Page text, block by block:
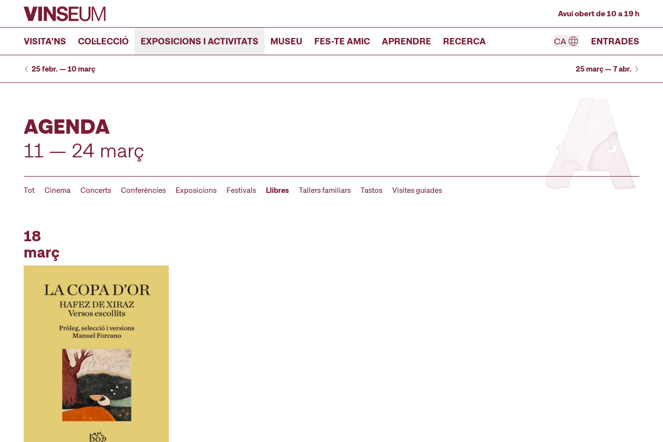
Anar al contingut
Avui obert de 10 a 19 h
VISITA’NS COL·LECCIÓ EXPOSICIONS I ACTIVITATS MUSEU FES-TE AMIC APRENDRE RECERCA CA ENTRADES
25 febr. — 10 març 25 març — 7 abr.
AGENDA
11 — 24 març
Tot Cinema Concerts Conferències Exposicions Festivals Llibres Tallers familiars Tastos Visites guiades
18
març